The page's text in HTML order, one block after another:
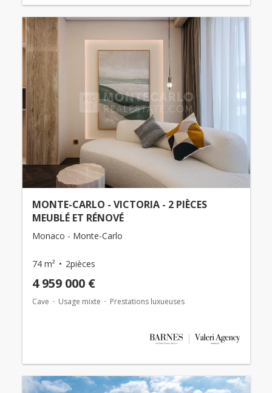
MONTE-CARLO - VICTORIA - 2 PIÈCES
MEUBLÉ ET RÉNOVÉ
Monaco - Monte-Carlo
74 m² 2pièces
4 959 000 €
Cave Usage mixte Prestations luxueuses